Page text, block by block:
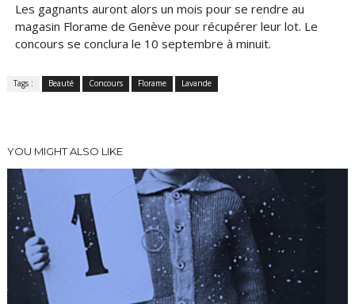
Les gagnants auront alors un mois pour se rendre au
magasin Florame de Genève pour récupérer leur lot. Le
concours se conclura le 10 septembre à minuit.
Tags : Beauté Concours Florame Lavande
YOU MIGHT ALSO LIKE